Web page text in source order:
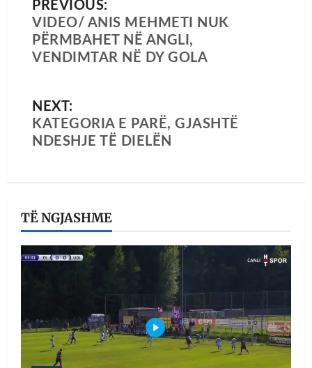
PREVIOUS:
VIDEO/ ANIS MEHMETI NUK
PËRMBAHET NË ANGLI,
VENDIMTAR NË DY GOLA
NEXT:
KATEGORIA E PARË, GJASHTË
NDESHJE TË DIELËN
TË NGJASHME